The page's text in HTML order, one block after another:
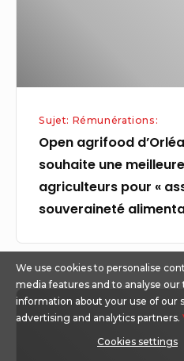
agriculteurs
pour
« assurer
souveraineté
Sujet: Rémunérations:
Open agrifood
souhaite une
agriculteurs pour «
souveraineté
Pourquoi
le
We use cookies to personalise
media features and to analyse our
information about your use of our
advertising and analytics partners.
Cookies settings